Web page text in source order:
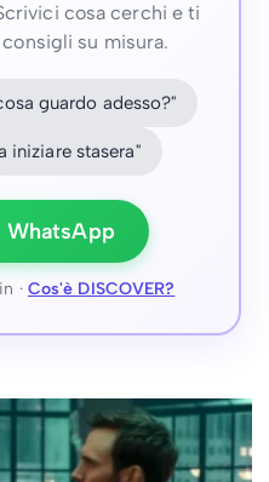
cosa cerchi e ti
su misura.
guardo adesso?"
iniziare stasera"
· Cos'è DISCOVER?